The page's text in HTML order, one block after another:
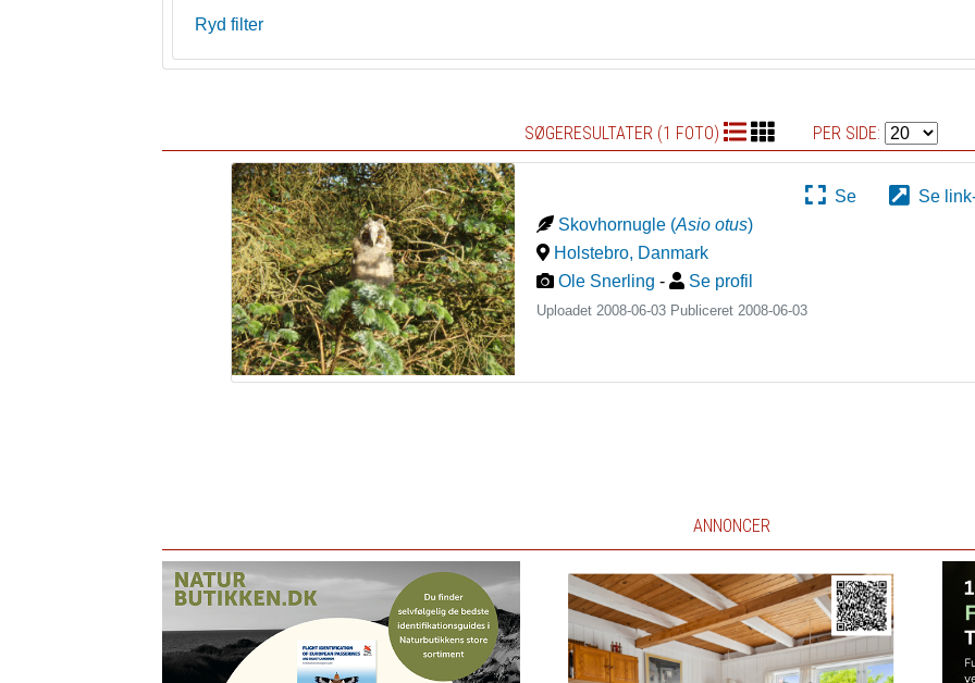
Ryd filter
SØGERESULTATER (1 FOTO) PER SIDE:
Se
Se
Skovhornugle (Asio otus)
Holstebro, Danmark
Ole Snerling - Se profil
Uploadet 2008-06-03 Publiceret2008-06-03
ANNONCER